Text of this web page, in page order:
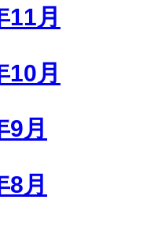
11月
10月
9月
8月